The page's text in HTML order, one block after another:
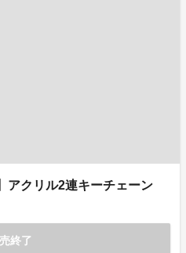
クリル2連キーチェーン
終了